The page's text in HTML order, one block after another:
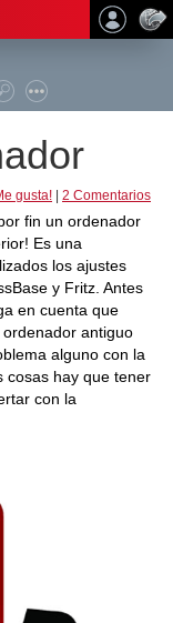
gusta! 2 Comentarios
fin un ordenador
Es una
los ajustes
y Fritz. Antes
en cuenta que
antiguo
alguno con la
cosas hay que tener
con la